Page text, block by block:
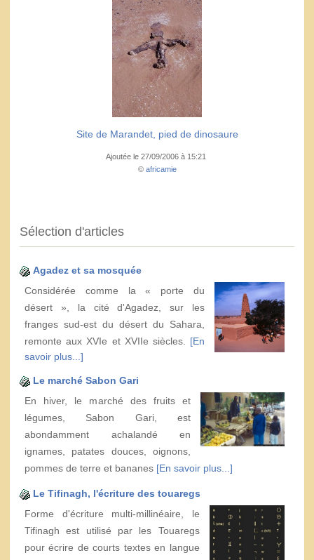
Site de Marandet, pied de dinosaure
Ajoutée le 27/09/2006 à 15:21
© africamie
Sélection d'articles
Agadez et sa mosquée
Considérée comme la « porte du
désert », la cité d'Agadez, sur les
franges sud-est du désert du Sahara,
remonte aux XVIe et XVIIe siècles. [En
savoir plus...]
Le marché Sabon Gari
En hiver, le marché des fruits et
légumes, Sabon Gari, est
abondamment achalandé en
ignames, patates douces, oignons,
pommes de terre et bananes [En savoir plus...]
Le Tifinagh, l'écriture des touaregs
Forme d'écriture multi-millinéaire, le
Tifinagh est utilisé par les Touaregs
pour écrire de courts textes en langue